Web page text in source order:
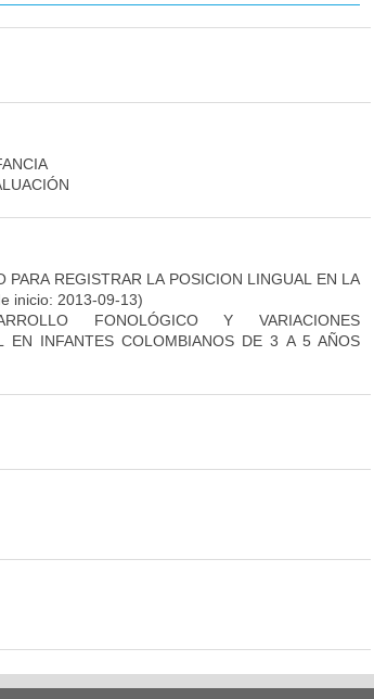
REGISTRAR LA POSICION LINGUAL EN LA
inicio: 2013-09-13)
FONOLÓGICO Y VARIACIONES
EN INFANTES COLOMBIANOS DE 3 A 5 AÑOS